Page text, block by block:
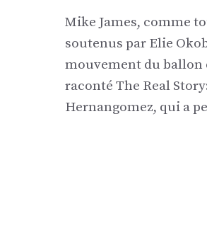
Mike James, comme
soutenus par Elie
mouvement du ballon
raconté The Real
Hernangomez, qui a